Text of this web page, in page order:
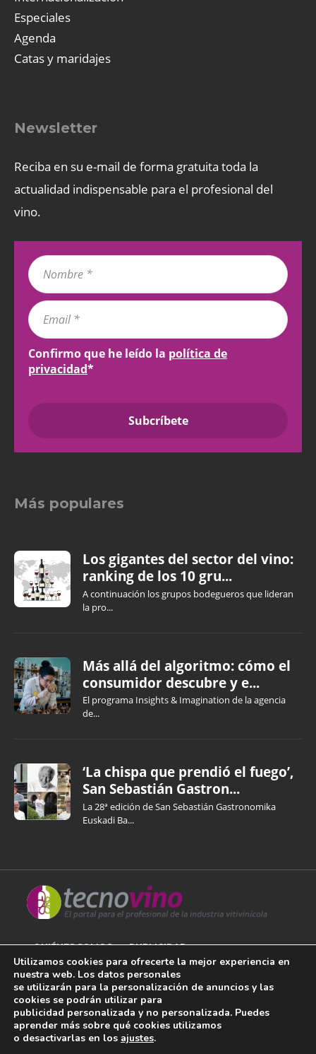
Especiales
Agenda
Catas y maridajes
Newsletter
Reciba en su e-mail de forma gratuita toda la
actualidad indispensable para el profesional del
vino.
Confirmo que he leído la política de
privacidad*
Más populares
Los gigantes del sector del vino:
ranking de los 10 gru...
A continuación los grupos bodegueros que lideran
la pro...
Más allá del algoritmo: cómo el
consumidor descubre y e...
El programa Insights & Imagination de la agencia
de...
‘La chispa que prendió el fuego’,
San Sebastián Gastron...
La 28ª edición de San Sebastián Gastronomika
Euskadi Ba...
QUIÉNES SOMOS PUBLICIDAD
AVISO LEGAL
POLÍTICA DE COOKIES
POLÍTICA DE PRIVACIDAD
Utilizamos cookies para ofrecerte la mejor experiencia en
nuestra web. Los datos personales
se utilizarán para la personalización de anuncios y las
cookies se podrán utilizar para
publicidad personalizada y no personalizada. Puedes
aprender más sobre qué cookies utilizamos
o desactivarlas en los ajustes.